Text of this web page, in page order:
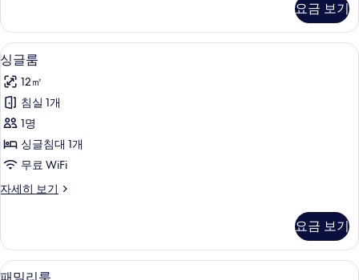
기
자
세
히
보
기
요금 보기
싱
글
룸
사
진
모
보
4
싱글룸
12㎡
침실 1개
1명
싱글침대 1개
무료 WiFi
자세히 보기
싱
세
히
보
요금 보기
패3